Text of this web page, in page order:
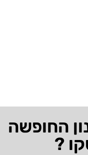
החופשה
?